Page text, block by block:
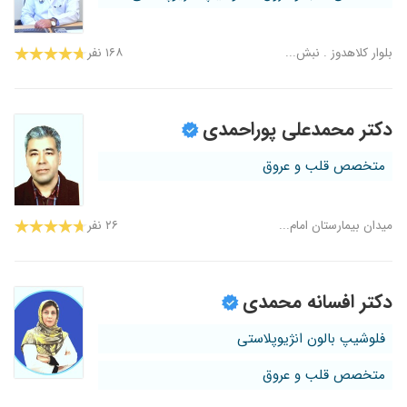
۱۴۰۰/۰۵/۱۷
بسیار خوش برخورد متین وبا صبر و حوصله به ۱۴۰۴/۰۱/۳۰
دکتر خوبی هستند تشخیص ودرمان عالی
خوب است ۱۴۰۴/۰۹/۲۳
گرفتگی رگ که آنژیو گرافی توصیه شد ۱۳۹۹/۱۰/۲۳
دکتر اصلا کارش بیسته خداشاهده دارو نداد بهم گف
نیازی نداری مراعات کن بابت قندوفشارخون ماهه
۱۴۰۴/۰۱/۳۱
میدن ولی دکتر باید خودش هم سوالاتی رو بپرسه
و اطلاعات بیشتری به دست بیاره. و اینکه کمی
عجله در کار دارن
سلام برای مشورت انژو ۱۴۰۳/۱۲/۲۸
بلوار کلاهدوز . نبش... ۱۶۸ نفر
دکتر محمدعلی پوراحمدی
متخصص قلب و عروق
میدان بیمارستان امام... ۲۶ نفر
دکتر افسانه محمدی
فلوشیپ بالون انژیوپلاستی
متخصص قلب و عروق